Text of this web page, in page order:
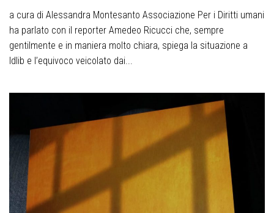
a cura di Alessandra Montesanto Associazione Per i Diritti umani
ha parlato con il reporter Amedeo Ricucci che, sempre
gentilmente e in maniera molto chiara, spiega la situazione a
Idlib e l’equivoco veicolato dai...